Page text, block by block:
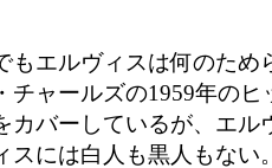
もエルヴィスは何のた
チャールズの1959年の
カバーしているが、エル
スには白人も黒人もない